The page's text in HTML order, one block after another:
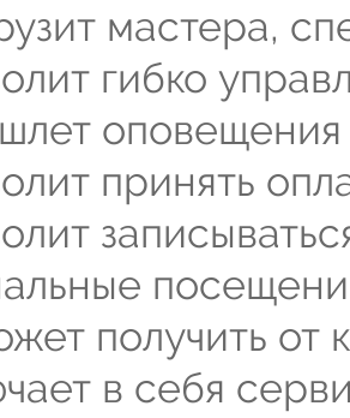
мастера,
гибко
оповещения
принять
получить от
в себя